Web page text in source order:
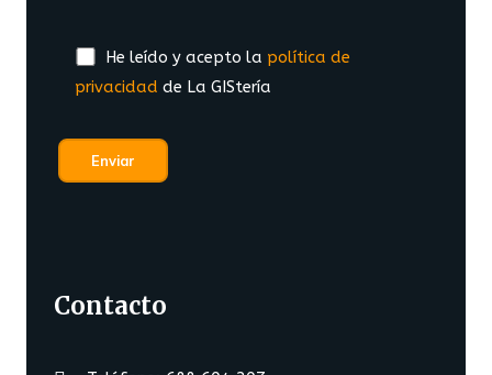
He leído y acepto la política de
privacidad de La GIStería
Contacto